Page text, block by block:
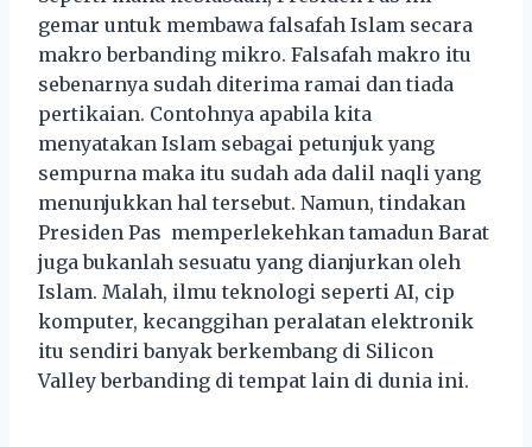
gemar untuk membawa falsafah Islam secara
makro berbanding mikro. Falsafah makro itu
sebenarnya sudah diterima ramai dan tiada
pertikaian. Contohnya apabila kita
menyatakan Islam sebagai petunjuk yang
sempurna maka itu sudah ada dalil naqli yang
menunjukkan hal tersebut. Namun, tindakan
Presiden Pas memperlekehkan tamadun Barat
juga bukanlah sesuatu yang dianjurkan oleh
Islam. Malah, ilmu teknologi seperti AI, cip
komputer, kecanggihan peralatan elektronik
itu sendiri banyak berkembang di Silicon
Valley berbanding di tempat lain di dunia ini.